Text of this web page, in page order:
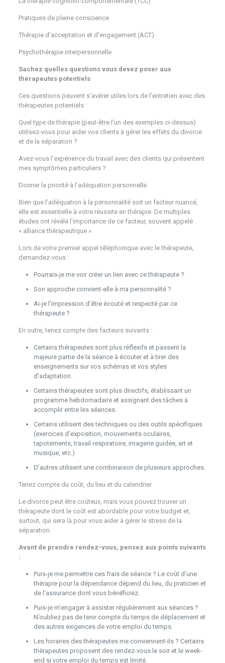
Pratiques de pleine conscience
Thérapie d’acceptation et d’engagement (ACT)
Psychothérapie interpersonnelle
Sachez quelles questions vous devez poser aux
thérapeutes potentiels
Ces questions peuvent s’avérer utiles lors de l’entretien avec des
thérapeutes potentiels :
Quel type de thérapie (peut-être l’un des exemples ci-dessus)
utilisez-vous pour aider vos clients à gérer les effets du divorce
et de la séparation ?
Avez-vous l’expérience du travail avec des clients qui présentent
mes symptômes particuliers ?
Donner la priorité à l’adéquation personnelle
Bien que l’adéquation à la personnalité soit un facteur nuancé,
elle est essentielle à votre réussite en thérapie. De multiples
études ont révélé l’importance de ce facteur, souvent appelé
« alliance thérapeutique ».
Lors de votre premier appel téléphonique avec le thérapeute,
demandez-vous :
Pourrais-je me voir créer un lien avec ce thérapeute ?
Son approche convient-elle à ma personnalité ?
Ai-je l’impression d’être écouté et respecté par ce
thérapeute ?
En outre, tenez compte des facteurs suivants :
Certains thérapeutes sont plus réflexifs et passent la
majeure partie de la séance à écouter et à tirer des
enseignements sur vos schémas et vos styles
d’adaptation.
Certains thérapeutes sont plus directifs, établissant un
programme hebdomadaire et assignant des tâches à
accomplir entre les séances.
Certains utilisent des techniques ou des outils spécifiques
(exercices d’exposition, mouvements oculaires,
tapotements, travail respiratoire, imagerie guidée, art et
musique, etc.)
D’autres utilisent une combinaison de plusieurs approches.
Tenez compte du coût, du lieu et du calendrier
Le divorce peut être coûteux, mais vous pouvez trouver un
thérapeute dont le coût est abordable pour votre budget et,
surtout, qui sera là pour vous aider à gérer le stress de la
séparation.
Avant de prendre rendez-vous, pensez aux points suivants
:
Puis-je me permettre ces frais de séance ? Le coût d’une
thérapie pour la dépendance dépend du lieu, du praticien et
de l’assurance dont vous bénéficiez.
Puis-je m’engager à assister régulièrement aux séances ?
N’oubliez pas de tenir compte du temps de déplacement et
des autres exigences de votre emploi du temps.
Les horaires des thérapeutes me conviennent-ils ? Certains
thérapeutes proposent des rendez-vous le soir et le week-
end si votre emploi du temps est limité.